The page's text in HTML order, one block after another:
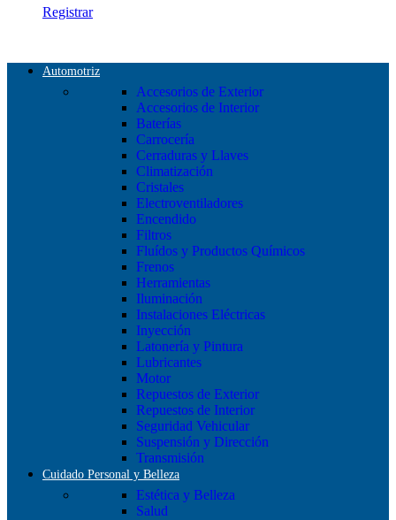
Registrar
Automotriz
Accesorios de Exterior
Accesorios de Interior
Baterías
Carrocería
Cerraduras y Llaves
Climatización
Cristales
Electroventiladores
Encendido
Filtros
Fluídos y Productos Químicos
Frenos
Herramientas
Iluminación
Instalaciones Eléctricas
Inyección
Latonería y Pintura
Lubricantes
Motor
Repuestos de Exterior
Repuestos de Interior
Seguridad Vehicular
Suspensión y Dirección
Transmisión
Cuidado Personal y Belleza
Estética y Belleza
Salud